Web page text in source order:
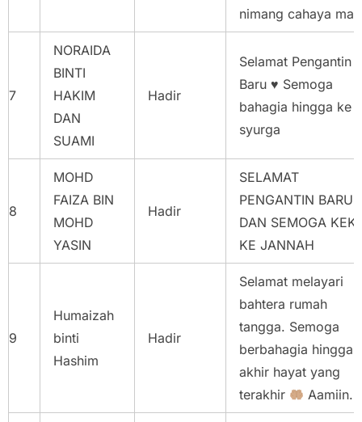
nimang cahaya
7
NORAIDA
BINTI
HAKIM
DAN
SUAMI
Hadir
Selamat Pengantin
Baru ♥️ Semoga
bahagia hingga ke
syurga
8
MOHD
FAIZA BIN
MOHD
YASIN
Hadir
SELAMAT
PENGANTIN BARU
DAN SEMOGA
KE JANNAH
9
Humaizah
binti
Hashim
Hadir
Selamat melayari
bahtera rumah
tangga. Semoga
berbahagia hingga
akhir hayat yang
terakhir